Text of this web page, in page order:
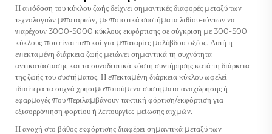
Η απόδοση του κύκλου ζωής δείχνει σημαντικές διαφορές μεταξύ των
τεχνολογιών μπαταριών, με ποιοτικά συστήματα λιθίου-ιόντων να
παρέχουν 3000-5000 κύκλους εκφόρτισης σε σύγκριση με 300-500
κύκλους που είναι τυπικοί για μπαταρίες μολύβδου-οξέος. Αυτή η
επεκταμένη διάρκεια ζωής μειώνει σημαντικά τη συχνότητα
αντικατάστασης και τα συνοδευτικά κόστη συντήρησης κατά τη διάρκεια
της ζωής του συστήματος. Η επεκταμένη διάρκεια κύκλου ωφελεί
ιδιαίτερα τα συχνά χρησιμοποιούμενα συστήματα αναχώρησης ή
εφαρμογές που περιλαμβάνουν τακτική φόρτιση/εκφόρτιση για
εξισορρόπηση φορτίου ή λειτουργίες μείωσης αιχμών.
Η ανοχή στο βάθος εκφόρτισης διαφέρει σημαντικά μεταξύ των